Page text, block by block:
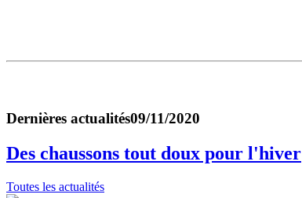
Dernières actualités09/11/2020
Des chaussons tout doux pour l'hiver
Toutes les actualités